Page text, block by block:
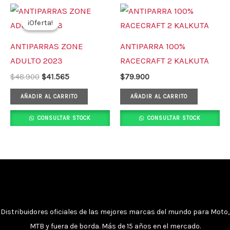
¡Oferta!
¡Oferta!
ANTIPARRAS ZONE
ADULTO 2023
$48.900
El
original
$48.900.
$41.565
El
$41.565.
AÑADIR AL CARRITO
CONSULTAR STOCK
ANTIPARRA 100%
RACECRAFT 2 KALKUTA
$79.900
AÑADIR AL CARRITO
CONSULTAR STOCK
Distribuidores oficiales de las mejores marcas del mundo para Moto,
MTB y fuera de borda. Más de 15 años en el mercado.